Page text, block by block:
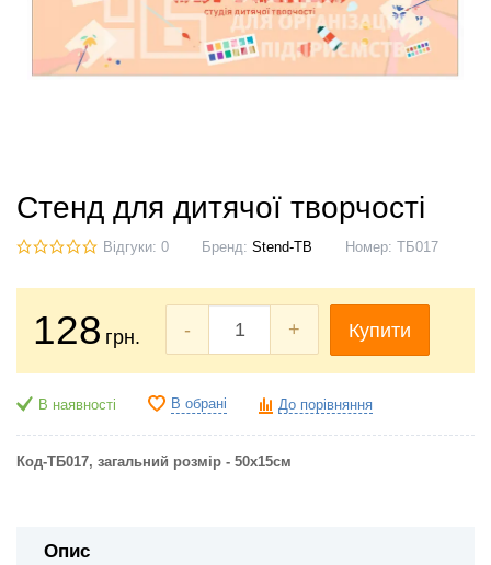
Стенд для дитячої творчості
Відгуки: 0 Бренд: Stend-TB Номер: ТБ017
128 грн. - + Купити
В наявності В обрані До порівняння
Код-ТБ017, загальний розмір - 50х15см
Опис